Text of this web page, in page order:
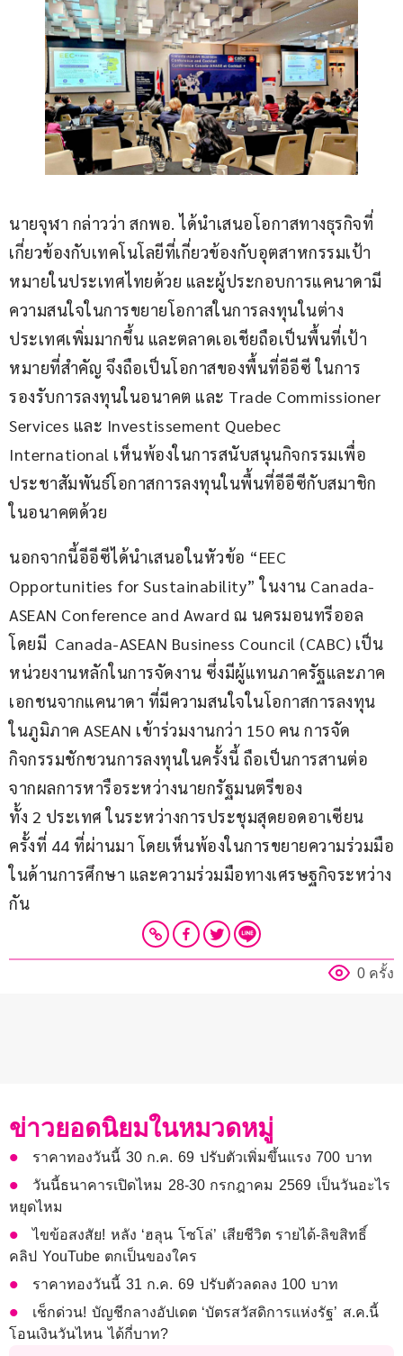
นายจุฬา กล่าวว่า สกพอ. ได้นำเสนอโอกาสทางธุรกิจที่
เกี่ยวข้องกับเทคโนโลยีที่เกี่ยวข้องกับอุตสาหกรรมเป้า
หมายในประเทศไทยด้วย และผู้ประกอบการแคนาดามี
ความสนใจในการขยายโอกาสในการลงทุนในต่าง
ประเทศเพิ่มมากขึ้น และตลาดเอเชียถือเป็นพื้นที่เป้า
หมายที่สำคัญ จึงถือเป็นโอกาสของพื้นที่อีอีซี ในการ
รองรับการลงทุนในอนาคต และ Trade Commissioner
Services และ Investissement Quebec
International เห็นพ้องในการสนับสนุนกิจกรรมเพื่อ
ประชาสัมพันธ์โอกาสการลงทุนในพื้นที่อีอีซีกับสมาชิก
ในอนาคตด้วย
นอกจากนี้อีอีซีได้นำเสนอในหัวข้อ “EEC
Opportunities for Sustainability” ในงาน Canada-
ASEAN Conference and Award ณ นครมอนทรีออล
โดยมี  Canada-ASEAN Business Council (CABC) เป็น
หน่วยงานหลักในการจัดงาน ซึ่งมีผู้แทนภาครัฐและภาค
เอกชนจากแคนาดา ที่มีความสนใจในโอกาสการลงทุน
ในภูมิภาค ASEAN เข้าร่วมงานกว่า 150 คน การจัด
กิจกรรมชักชวนการลงทุนในครั้งนี้ ถือเป็นการสานต่อ
จากผลการหารือระหว่างนายกรัฐมนตรีของ
ทั้ง 2 ประเทศ ในระหว่างการประชุมสุดยอดอาเซียน
ครั้งที่ 44 ที่ผ่านมา โดยเห็นพ้องในการขยายความร่วมมือ
ในด้านการศึกษา และความร่วมมือทางเศรษฐกิจระหว่าง
กัน
0 ครั้ง
ข่าวยอดนิยมในหมวดหมู่
ราคาทองวันนี้ 30 ก.ค. 69 ปรับตัวเพิ่มขึ้นแรง 700 บาท
วันนี้ธนาคารเปิดไหม 28-30 กรกฎาคม 2569 เป็นวันอะไร
หยุดไหม
ไขข้อสงสัย! หลัง ‘ฮลุน โซโล่’ เสียชีวิต รายได้-ลิขสิทธิ์
คลิป YouTube ตกเป็นของใคร
ราคาทองวันนี้ 31 ก.ค. 69 ปรับตัวลดลง 100 บาท
เช็กด่วน! บัญชีกลางอัปเดต ‘บัตรสวัสดิการแห่งรัฐ’ ส.ค.นี้
โอนเงินวันไหน ได้กี่บาท?